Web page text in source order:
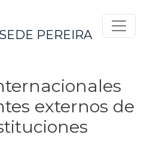
SEDE PEREIRA
externos de